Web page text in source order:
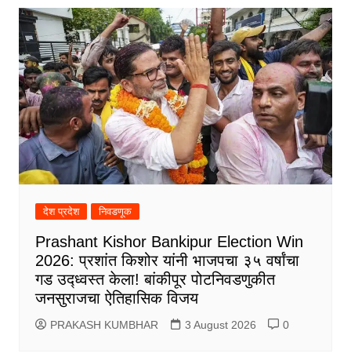
देश प्रदेश निवडणूक
Prashant Kishor Bankipur Election Win
2026: प्रशांत किशोर यांनी भाजपचा ३५ वर्षांचा
गड उद्ध्वस्त केला! बांकीपूर पोटनिवडणुकीत
जनसुराजचा ऐतिहासिक विजय
PRAKASH KUMBHAR 3 August 2026 0